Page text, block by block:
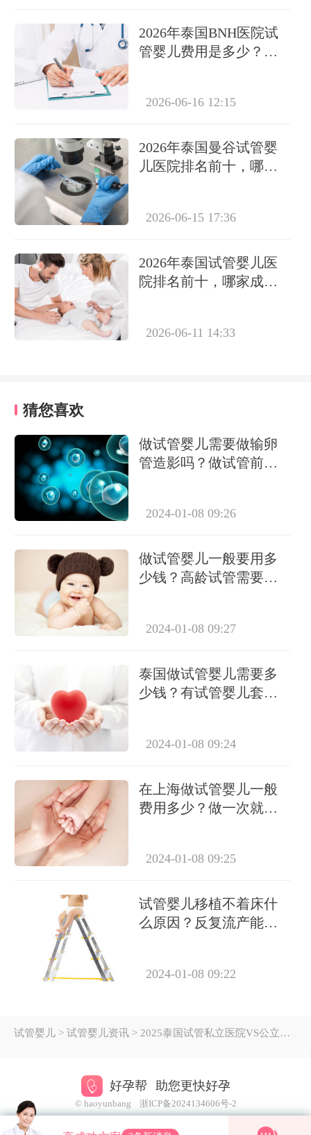
2026年泰国BNH医院试
管婴儿费用是多少？详
2026-06-16 12:15
2026年泰国曼谷试管婴
儿医院排名前十，哪家
2026-06-15 17:36
2026年泰国试管婴儿医
院排名前十，哪家成功
2026-06-11 14:33
猜您喜欢
做试管婴儿需要做输卵
管造影吗？做试管前必
2024-01-08 09:26
做试管婴儿一般要用多
少钱？高龄试管需要做
2024-01-08 09:27
泰国做试管婴儿需要多
少钱？有试管婴儿套餐
2024-01-08 09:24
在上海做试管婴儿一般
费用多少？做一次就能
2024-01-08 09:25
试管婴儿移植不着床什
么原因？反复流产能做
2024-01-08 09:22
试管婴儿 > 试管婴儿资讯 > 2025泰国试管私立医院VS公立医院成功率大对比，哪个更好？
好孕帮 助您更快好孕
© haoyunbang 浙ICP备2024134606号-2